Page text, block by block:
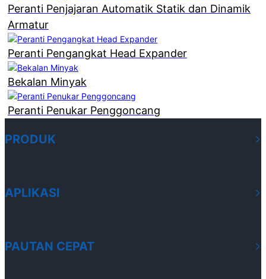
Peranti Penjajaran Automatik Statik dan Dinamik
Armatur
Peranti Pengangkat Head Expander
Bekalan Minyak
Peranti Penukar Penggoncang
PRODUK
APLIKASI
PAUTAN CEPAT